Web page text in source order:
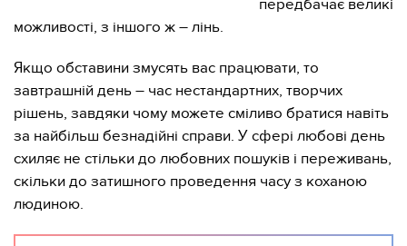
передбачає великі
можливості, з іншого ж – лінь.
Якщо обставини змусять вас працювати, то
завтрашній день – час нестандартних, творчих
рішень, завдяки чому можете сміливо братися навіть
за найбільш безнадійні справи. У сфері любові день
схиляє не стільки до любовних пошуків і переживань,
скільки до затишного проведення часу з коханою
людиною.